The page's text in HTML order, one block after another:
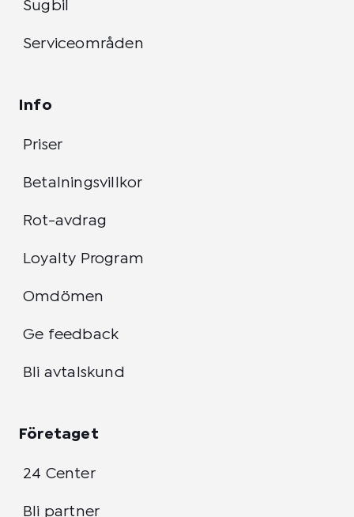
Sugbil
Serviceområden
Info
Priser
Betalningsvillkor
Rot-avdrag
Loyalty Program
Omdömen
Ge feedback
Bli avtalskund
Företaget
24 Center
Bli partner